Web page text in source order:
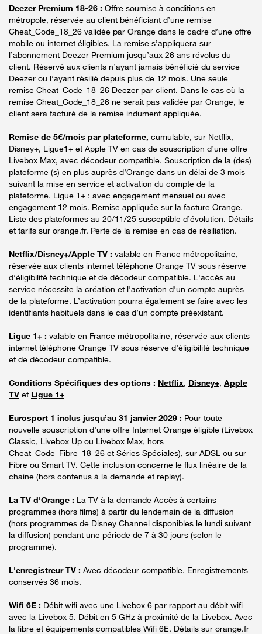
Deezer Premium 18-26 : Offre soumise à conditions en
métropole, réservée au client bénéficiant d’une remise
Cheat_Code_18_26 validée par Orange dans le cadre d’une offre
mobile ou internet éligibles. La remise s’appliquera sur
l’abonnement Deezer Premium jusqu’aux 26 ans révolus du
client. Réservé aux clients n’ayant jamais bénéficié du service
Deezer ou l’ayant résilié depuis plus de 12 mois. Une seule
remise Cheat_Code_18_26 Deezer par client. Dans le cas où la
remise Cheat_Code_18_26 ne serait pas validée par Orange, le
client sera facturé de la remise indument appliquée.
Remise de 5€/mois par plateforme, cumulable, sur Netflix,
Disney+, Ligue1+ et Apple TV en cas de souscription d’une offre
Livebox Max, avec décodeur compatible. Souscription de la (des)
plateforme (s) en plus auprès d’Orange dans un délai de 3 mois
suivant la mise en service et activation du compte de la
plateforme. Ligue 1+ : avec engagement mensuel ou avec
engagement 12 mois. Remise appliquée sur la facture Orange.
Liste des plateformes au 20/11/25 susceptible d’évolution. Détails
et tarifs sur orange.fr. Perte de la remise en cas de résiliation.
Netflix/Disney+/Apple TV : valable en France métropolitaine,
réservée aux clients internet téléphone Orange TV sous réserve
d’éligibilité technique et de décodeur compatible. L'accès au
service nécessite la création et l'activation d'un compte auprès
de la plateforme. L’activation pourra également se faire avec les
identifiants habituels dans le cas d’un compte préexistant.
Ligue 1+ : valable en France métropolitaine, réservée aux clients
internet téléphone Orange TV sous réserve d’éligibilité technique
et de décodeur compatible.
Conditions Spécifiques des options : Netflix, Disney+, Apple
TV et Ligue 1+
Eurosport 1 inclus jusqu’au 31 janvier 2029 : Pour toute
nouvelle souscription d’une offre Internet Orange éligible (Livebox
Classic, Livebox Up ou Livebox Max, hors
Cheat_Code_Fibre_18_26 et Séries Spéciales), sur ADSL ou sur
Fibre ou Smart TV. Cette inclusion concerne le flux linéaire de la
chaine (hors contenus à la demande et replay).
La TV d'Orange : La TV à la demande Accès à certains
programmes (hors films) à partir du lendemain de la diffusion
(hors programmes de Disney Channel disponibles le lundi suivant
la diffusion) pendant une période de 7 à 30 jours (selon le
programme).
L'enregistreur TV : Avec décodeur compatible. Enregistrements
conservés 36 mois.
Wifi 6E : Débit wifi avec une Livebox 6 par rapport au débit wifi
avec la Livebox 5. Débit en 5 GHz à proximité de la Livebox. Avec
la fibre et équipements compatibles Wifi 6E. Détails sur orange.fr